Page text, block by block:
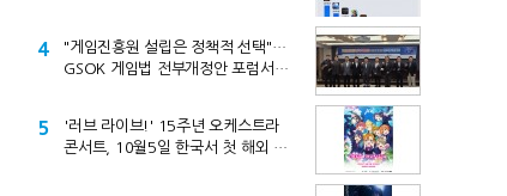
4
"게임진흥원 설립은 정책적 선택"…
GSOK 게임법 전부개정안 포럼서
5
'러브 라이브!' 15주년 오케스트라
콘서트, 10월5일 한국서 첫 해외 공